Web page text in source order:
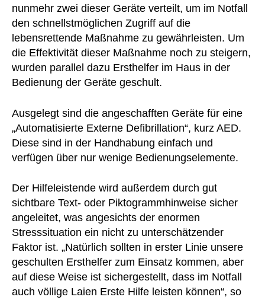
nunmehr zwei dieser Geräte verteilt, um im Notfall
den schnellstmöglichen Zugriff auf die
lebensrettende Maßnahme zu gewährleisten. Um
die Effektivität dieser Maßnahme noch zu steigern,
wurden parallel dazu Ersthelfer im Haus in der
Bedienung der Geräte geschult.
Ausgelegt sind die angeschafften Geräte für eine
„Automatisierte Externe Defibrillation“, kurz AED.
Diese sind in der Handhabung einfach und
verfügen über nur wenige Bedienungselemente.
Der Hilfeleistende wird außerdem durch gut
sichtbare Text- oder Piktogrammhinweise sicher
angeleitet, was angesichts der enormen
Stresssituation ein nicht zu unterschätzender
Faktor ist. „Natürlich sollten in erster Linie unsere
geschulten Ersthelfer zum Einsatz kommen, aber
auf diese Weise ist sichergestellt, dass im Notfall
auch völlige Laien Erste Hilfe leisten können“, so